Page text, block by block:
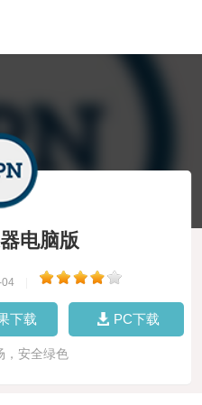
电脑版
04
下载 PC下载
，安全绿色